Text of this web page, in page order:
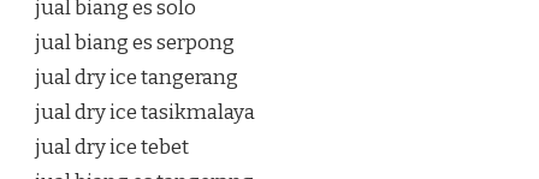
jual biang es solo
jual biang es serpong
jual dry ice tangerang
jual dry ice tasikmalaya
jual dry ice tebet